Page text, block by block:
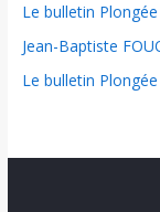
Le bulletin
Jean-Baptiste
Le bulletin